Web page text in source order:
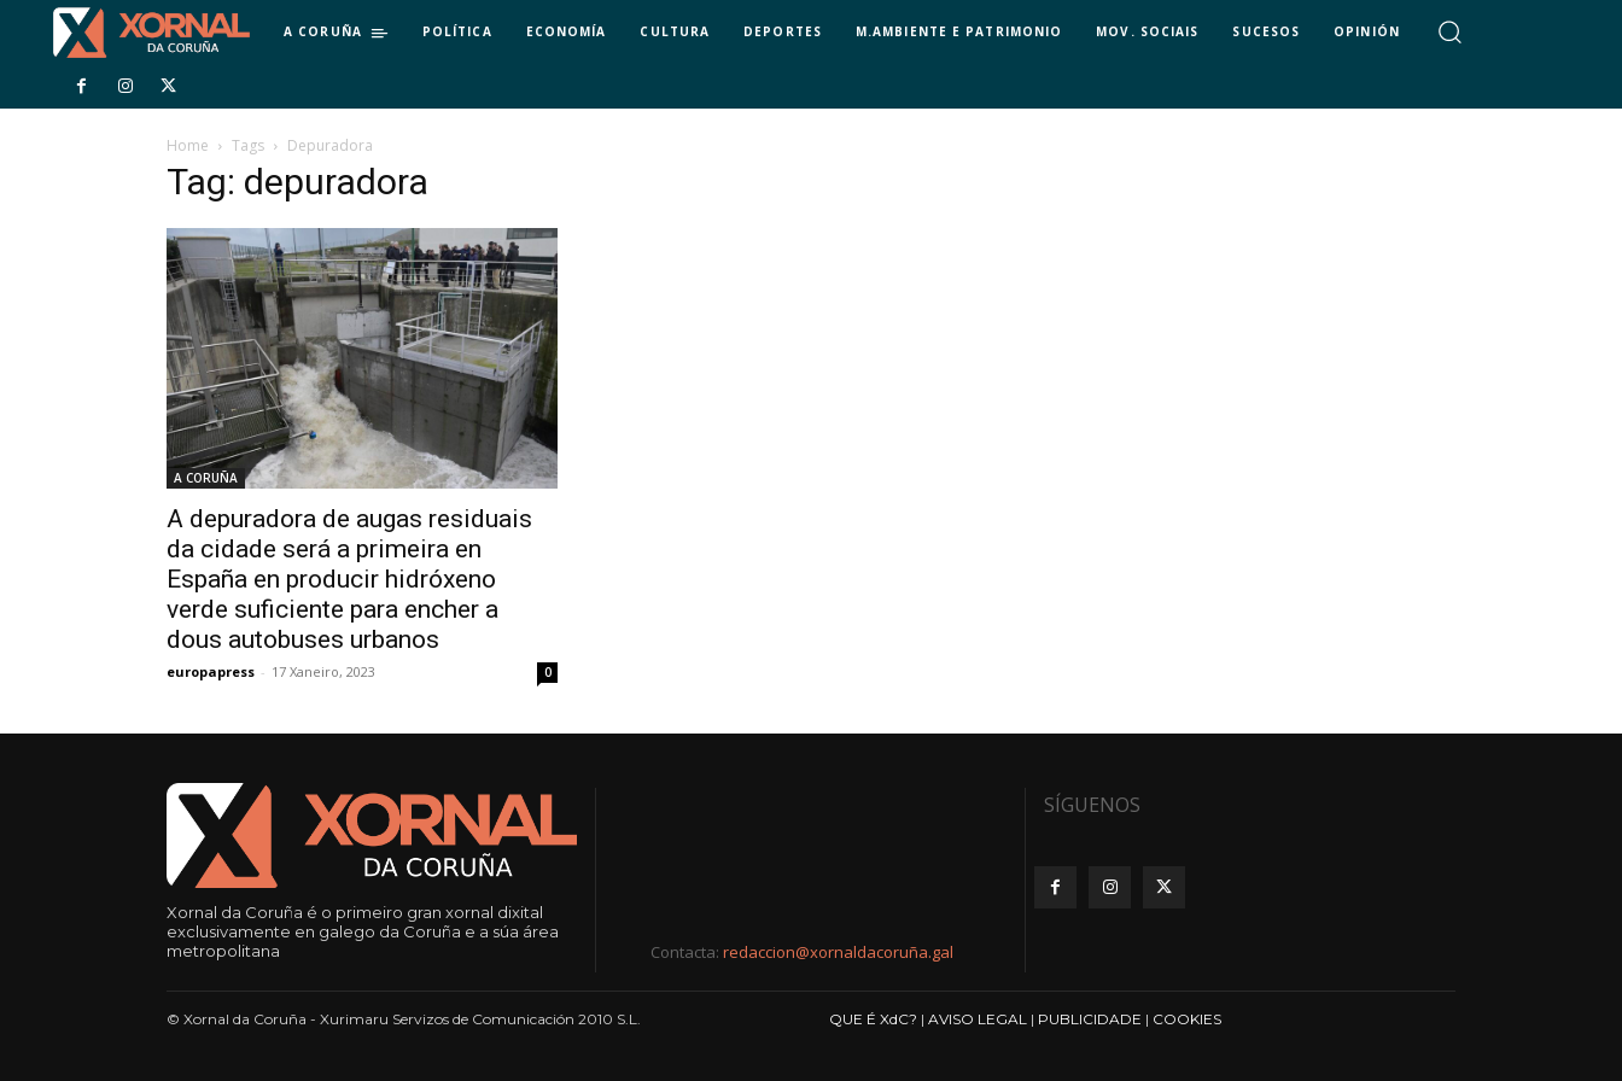
A CORUÑA POLÍTICA ECONOMÍA CULTURA DEPORTES M.AMBIENTE E PATRIMONIO MOV. SOCIAIS SUCESOS OPINIÓN
Home Tags Depuradora
Tag: depuradora
A CORUÑA
A depuradora de augas residuais
da cidade será a primeira en
España en producir hidróxeno
verde suficiente para encher a
dous autobuses urbanos
europapress - 17 Xaneiro, 2023 0
Xornal da Coruña é o primeiro gran xornal dixital
exclusivamente en galego da Coruña e a súa área
metropolitana
Contacta: redaccion@xornaldacoruña.gal
SÍGUENOS
© Xornal da Coruña - Xurimaru Servizos de Comunicación 2010 S.L. QUE É XdC? | AVISO LEGAL | PUBLICIDADE | COOKIES